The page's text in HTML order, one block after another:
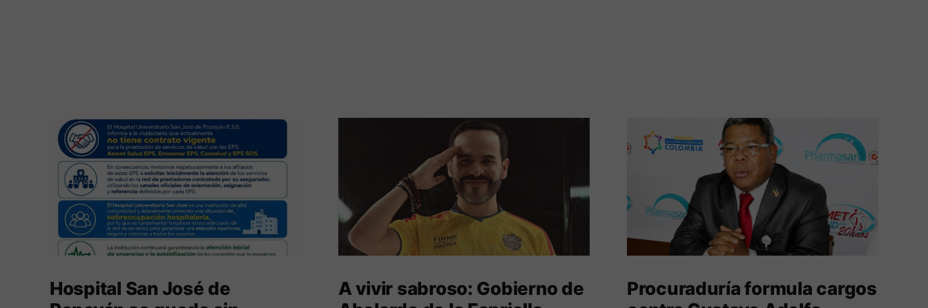
Hospital San José de
A vivir sabroso: Gobierno de
Procuraduría formula cargos